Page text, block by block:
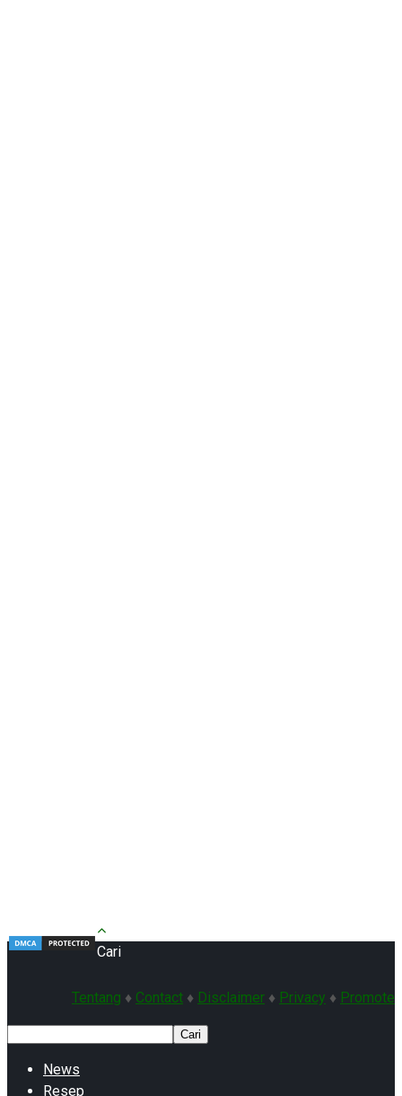
Tentang ♦ Contact ♦ Disclaimer ♦ Privacy ♦ Promote
Cari
Cari
News
Resep